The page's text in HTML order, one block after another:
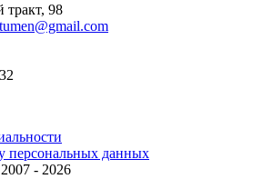
98
персональных данных
2007 - 2026